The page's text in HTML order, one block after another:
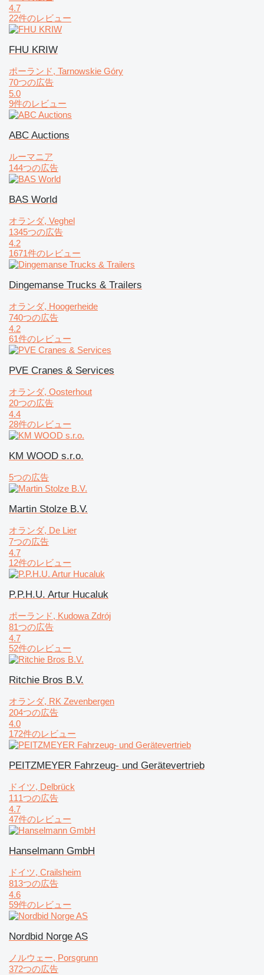
4.7
22件のレビュー
FHU KRIW
ポーランド, Tarnowskie Góry
70つの広告
5.0
9件のレビュー
ABC Auctions
ルーマニア
144つの広告
BAS World
オランダ, Veghel
1345つの広告
4.2
1671件のレビュー
Dingemanse Trucks & Trailers
オランダ, Hoogerheide
740つの広告
4.2
61件のレビュー
PVE Cranes & Services
オランダ, Oosterhout
20つの広告
4.4
28件のレビュー
KM WOOD s.r.o.
5つの広告
Martin Stolze B.V.
オランダ, De Lier
7つの広告
4.7
12件のレビュー
P.P.H.U. Artur Hucaluk
ポーランド, Kudowa Zdrój
81つの広告
4.7
52件のレビュー
Ritchie Bros B.V.
オランダ, RK Zevenbergen
204つの広告
4.0
172件のレビュー
PEITZMEYER Fahrzeug- und Gerätevertrieb
ドイツ, Delbrück
111つの広告
4.7
47件のレビュー
Hanselmann GmbH
ドイツ, Crailsheim
813つの広告
4.6
59件のレビュー
Nordbid Norge AS
ノルウェー, Porsgrunn
372つの広告